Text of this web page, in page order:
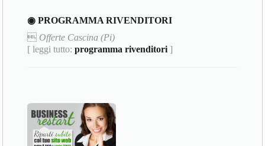
◉ PROGRAMMA RIVENDITORI
 Offerte Cascina (Pi)
[ leggi tutto:programma rivenditori ]